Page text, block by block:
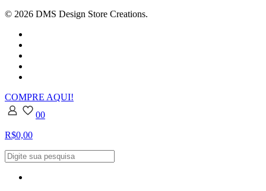
© 2026 DMS Design Store Creations.
COMPRE AQUI!
00
R$0,00